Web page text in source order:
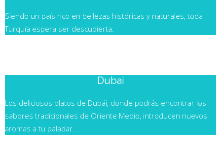
Siendo un país rico en bellezas históricas y naturales, toda
Turquía espera ser descubierta.
Dubai
Los deliciosos platos de Dubái, donde podrás encontrar los
sabores tradicionales de Oriente Medio, introducen nuevos
aromas a tu paladar.